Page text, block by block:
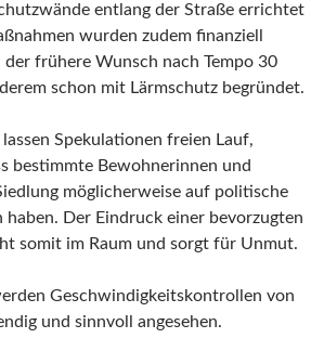
entlang der Straße errichtet
wurden zudem finanziell
frühere Wunsch nach Tempo 30
schon mit Lärmschutz begründet.
lassen Spekulationen freien Lauf,
bestimmte Bewohnerinnen und
möglicherweise auf politische
haben. Der Eindruck einer bevorzugten
somit im Raum und sorgt für Unmut.
Geschwindigkeitskontrollen von
und sinnvoll angesehen.